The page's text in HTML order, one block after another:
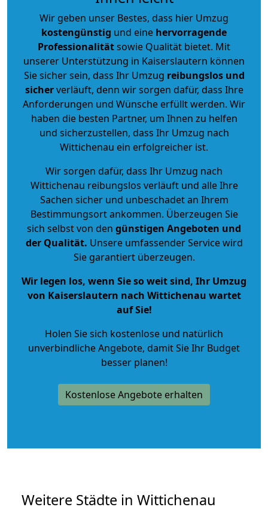
Wir geben unser Bestes, dass hier Umzug
kostengünstig und eine hervorragende
Professionalitätsowie Qualität bietet. Mit
unserer Unterstützung in Kaiserslautern können
Sie sicher sein, dass Ihr Umzug reibungslos und
sicherverläuft, denn wir sorgen dafür, dass Ihre
Anforderungen und Wünsche erfüllt werden. Wir
haben die besten Partner, um Ihnen zu helfen
und sicherzustellen, dass Ihr Umzug nach
Wittichenau ein erfolgreicher ist.
Wir sorgen dafür, dass Ihr Umzug nach
Wittichenau reibungslos verläuft und alle Ihre
Sachen sicher und unbeschadet an Ihrem
Bestimmungsort ankommen. Überzeugen Sie
sich selbst von den günstigen Angeboten und
der Qualität. Unsere umfassender Service wird
Sie garantiert überzeugen.
Wir legen los, wenn Sie so weit sind, Ihr Umzug
von Kaiserslautern nach Wittichenau wartet
auf Sie!
Holen Sie sich kostenlose und natürlich
unverbindliche Angebote, damit Sie Ihr Budget
besser planen!
Kostenlose Angebote erhalten
Weitere Städte in Wittichenau